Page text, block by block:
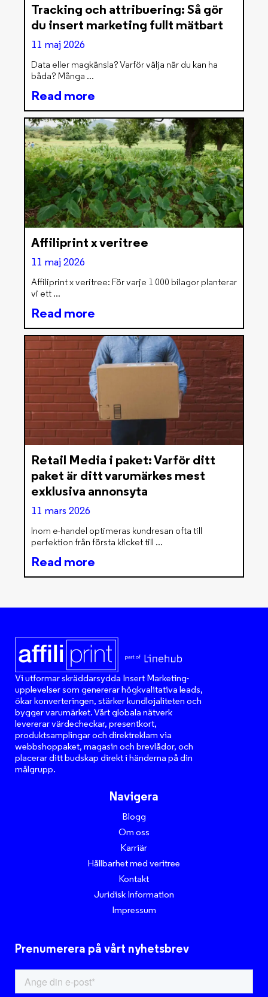
Tracking och attribuering: Så gör
du insert marketing fullt mätbart
11 maj 2026
Data eller magkänsla? Varför välja när du kan ha
båda? Många
Read more
Affiliprint x veritree
11 maj 2026
Affiliprint x veritree: För varje 1 000 bilagor planterar
vi ett
Read more
Retail Media i paket: Varför ditt
paket är ditt varumärkes mest
exklusiva annonsyta
11 mars 2026
Inom e-handel optimeras kundresan ofta till
perfektion från första klicket till
Read more
Vi utformar skräddarsydda Insert Marketing-
upplevelser som genererar högkvalitativa leads,
ökar konverteringen, stärker kundlojaliteten och
bygger varumärket. Vårt globala nätverk
levererar värdecheckar, presentkort,
produktsamplingar och direktreklam via
webbshoppaket, magasin och brevlådor, och
placerar ditt budskap direkt i händerna på din
målgrupp.
Navigera
Blogg
Om oss
Karriär
Hållbarhet med veritree
Kontakt
Juridisk Information
Impressum
Prenumerera på vårt nyhetsbrev